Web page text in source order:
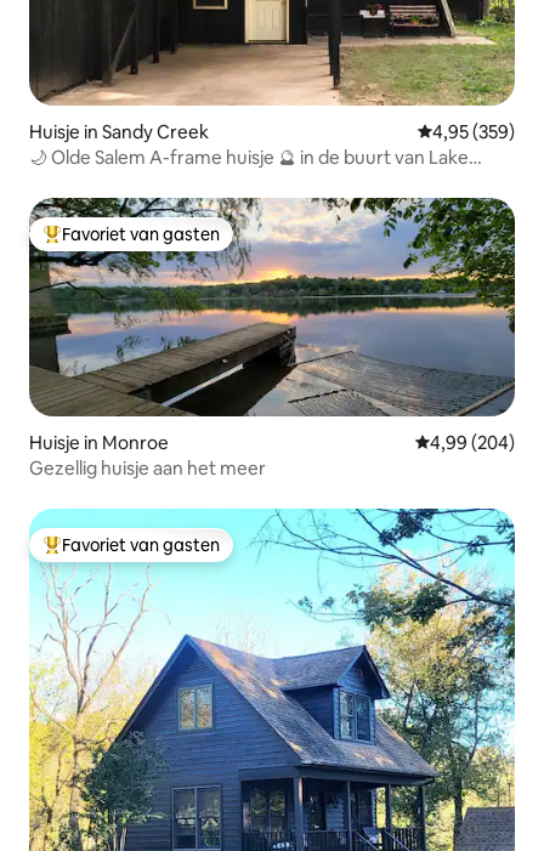
Huisje in Sandy Creek Gemiddelde
4,95 (359)
🌙 Olde Salem A-frame huisje 🔮 in de buurt van Lake
Topfavoriet van gasten
Favoriet van gasten
Huisje in Monroe Gemiddelde
4,99 (204)
Gezellig huisje aan het meer
Topfavoriet van gasten
Favoriet van gasten